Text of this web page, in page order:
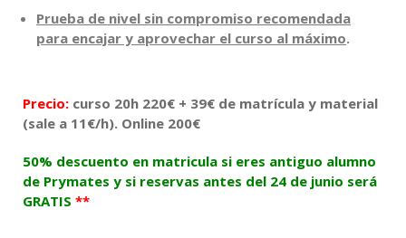
Prueba de nivel sin compromiso recomendada
para encajar y aprovechar el curso al máximo.
Precio: curso 20h 220€ + 39€ de matrícula y material
(sale a 11€/h). Online 200€
50% descuento en matricula si eres antiguo alumno
de Prymates y si reservas antes del 24 de junio será
GRATIS **